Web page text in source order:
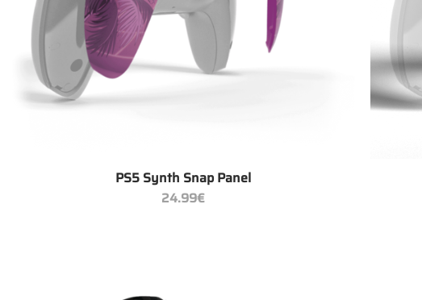
PS5 Synth Snap Panel
24.99€